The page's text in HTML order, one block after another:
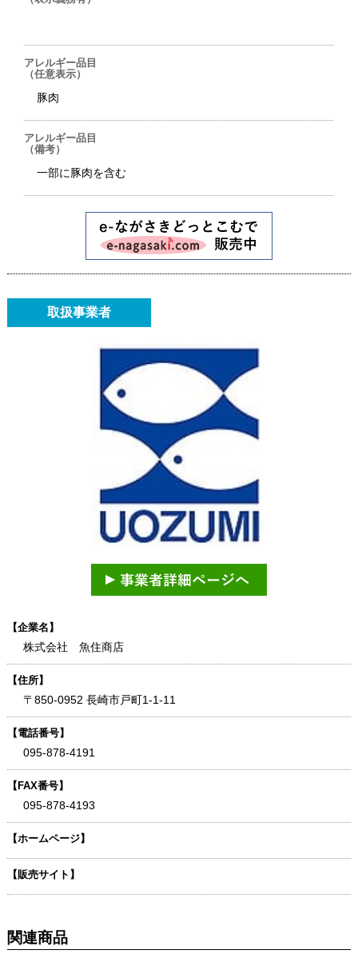
アレルギー品目
（任意表示）
豚肉
アレルギー品目
（備考）
一部に豚肉を含む
取扱事業者
【企業名】
株式会社 魚住商店
【住所】
〒850-0952 長崎市戸町1-1-11
【電話番号】
095-878-4191
【FAX番号】
095-878-4193
【ホームページ】
【販売サイト】
関連商品